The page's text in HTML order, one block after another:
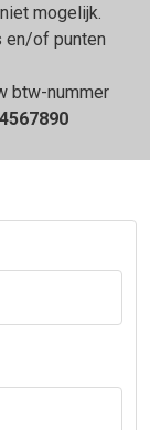
mogelijk.
en/of punten
btw-nummer